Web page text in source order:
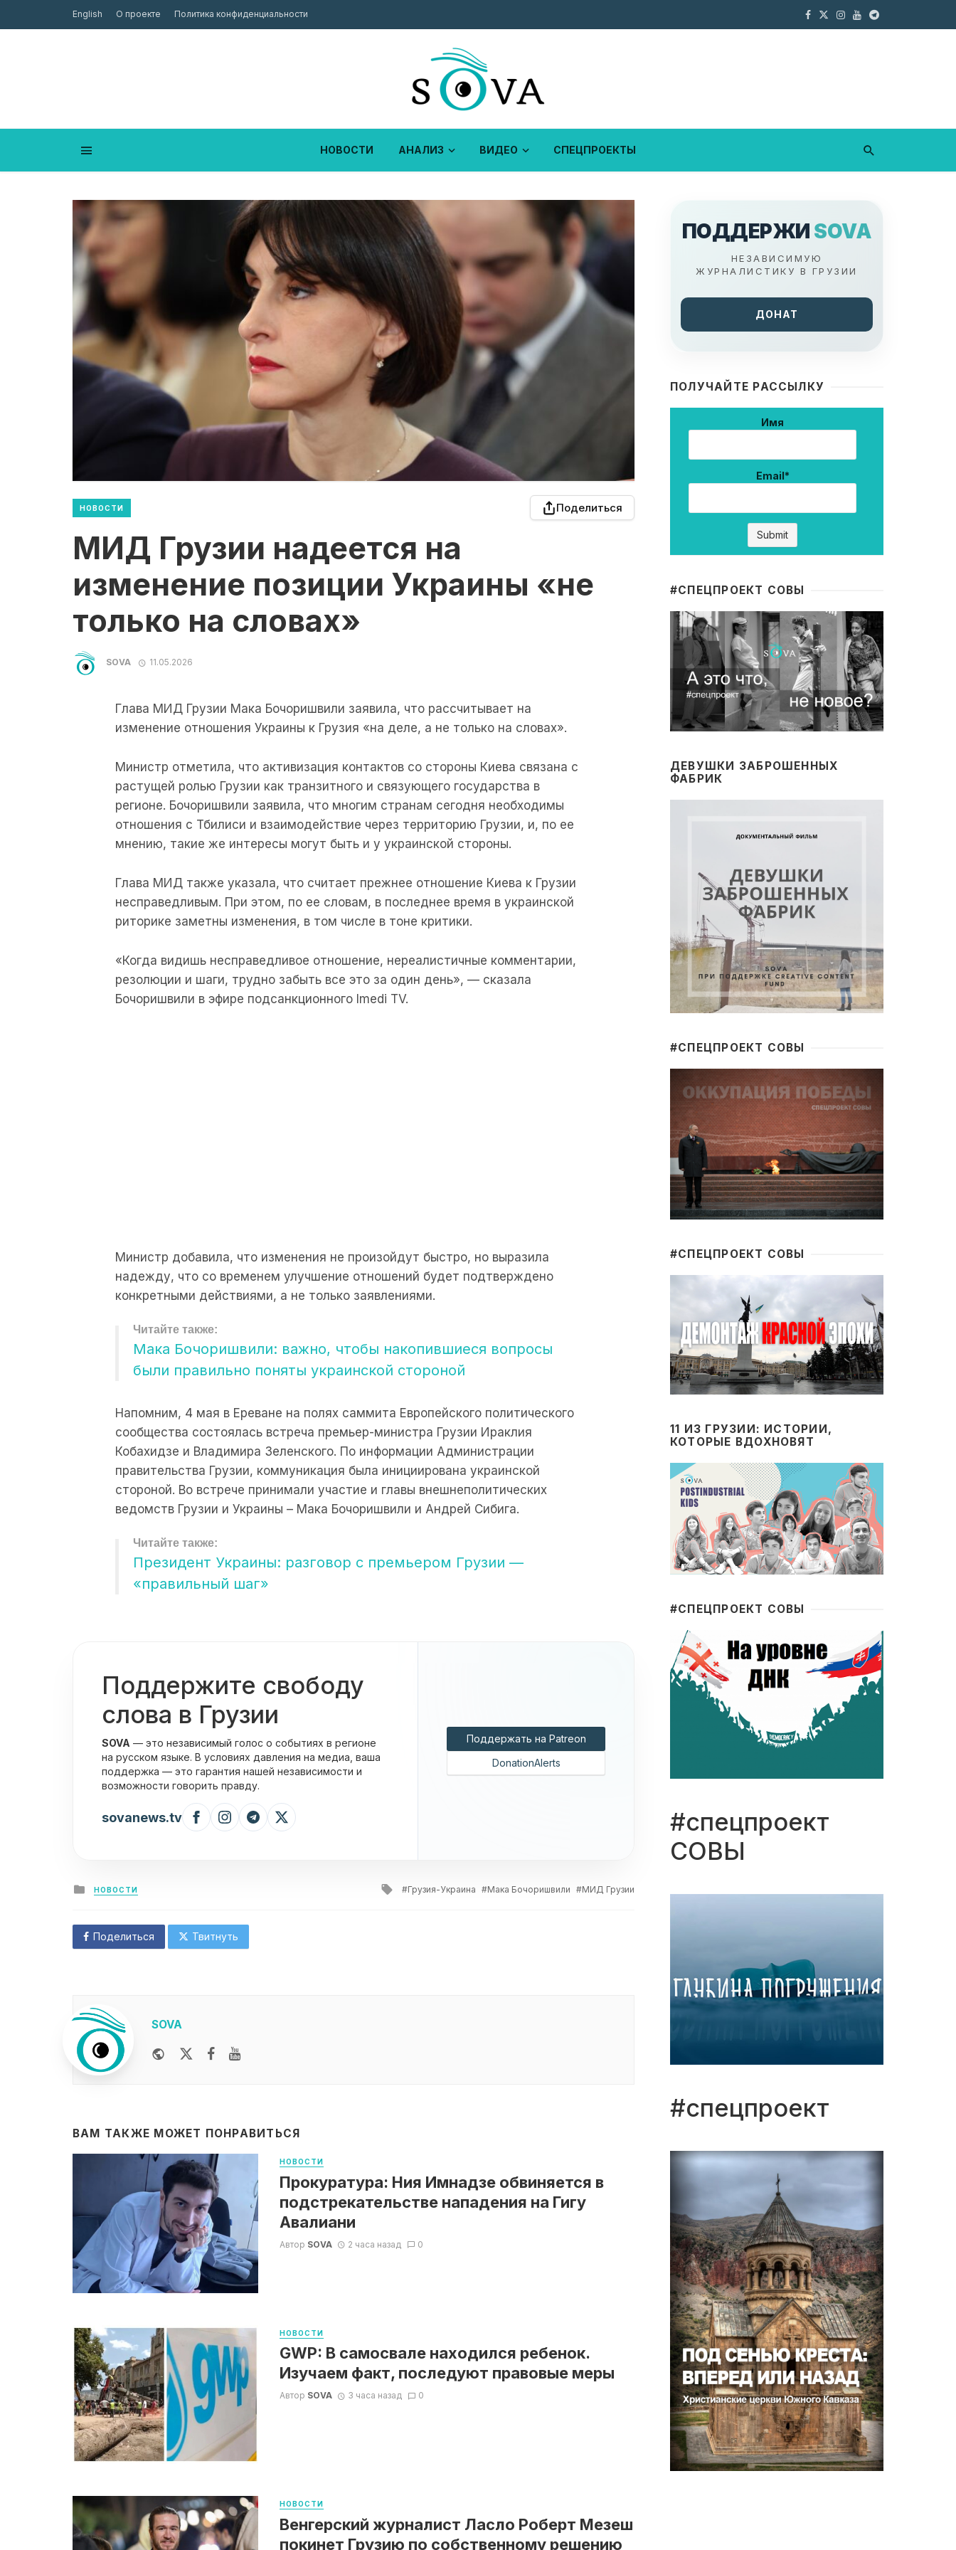
English О проекте Политика конфиденциальности
НОВОСТИ АНАЛИЗ ВИДЕО СПЕЦПРОЕКТЫ
НОВОСТИ Поделиться
МИД Грузии надеется на
изменение позиции Украины «не
только на словах»
SOVA 11.05.2026
Глава МИД Грузии Мака Бочоришвили заявила, что рассчитывает на
изменение отношения Украины к Грузия «на деле, а не только на словах».
Министр отметила, что активизация контактов со стороны Киева связана с
растущей ролью Грузии как транзитного и связующего государства в
регионе. Бочоришвили заявила, что многим странам сегодня необходимы
отношения с Тбилиси и взаимодействие через территорию Грузии, и, по ее
мнению, такие же интересы могут быть и у украинской стороны.
Глава МИД также указала, что считает прежнее отношение Киева к Грузии
несправедливым. При этом, по ее словам, в последнее время в украинской
риторике заметны изменения, в том числе в тоне критики.
«Когда видишь несправедливое отношение, нереалистичные комментарии,
резолюции и шаги, трудно забыть все это за один день», — сказала
Бочоришвили в эфире подсанкционного Imedi TV.
Министр добавила, что изменения не произойдут быстро, но выразила
надежду, что со временем улучшение отношений будет подтверждено
конкретными действиями, а не только заявлениями.
Мака Бочоришвили: важно, чтобы накопившиеся вопросы
были правильно поняты украинской стороной
Напомним, 4 мая в Ереване на полях саммита Европейского политического
сообщества состоялась встреча премьер-министра Грузии Ираклия
Кобахидзе и Владимира Зеленского. По информации Администрации
правительства Грузии, коммуникация была инициирована украинской
стороной. Во встрече принимали участие и главы внешнеполитических
ведомств Грузии и Украины – Мака Бочоришвили и Андрей Сибига.
Президент Украины: разговор с премьером Грузии —
«правильный шаг»
Поддержите свободу
слова в Грузии
SOVA — это независимый голос о событиях в регионе
на русском языке. В условиях давления на медиа, ваша
поддержка — это гарантия нашей независимости и
возможности говорить правду.
sovanews.tv
Поддержать на Patreon
DonationAlerts
Posted
in
НОВОСТИ
Tagged
with
Грузия-Украина Мака Бочоришвили МИД Грузии
Поделиться Твитнуть
SOVA
WebsiteTwitterFacebook
ВАМ ТАКЖЕ МОЖЕТ ПОНРАВИТЬСЯ
НОВОСТИ
Прокуратура: Ния Имнадзе обвиняется в
подстрекательстве нападения на Гигу
Авалиани
Автор SOVA 2 часа назад 0
НОВОСТИ
GWP: В самосвале находился ребенок.
Изучаем факт, последуют правовые меры
Автор SOVA 3 часа назад 0
НОВОСТИ
Венгерский журналист Ласло Роберт Мезеш
покинет Грузию по собственному решению
ПОДДЕРЖИ SOVA
НЕЗАВИСИМУЮ
ЖУРНАЛИСТИКУ В ГРУЗИИ
ДОНАТ
ПОЛУЧАЙТЕ РАССЫЛКУ
Имя
Email*
#CПЕЦПРОЕКТ СОВЫ
ДЕВУШКИ ЗАБРОШЕННЫХ
ФАБРИК
#CПЕЦПРОЕКТ СОВЫ
#CПЕЦПРОЕКТ СОВЫ
11 ИЗ ГРУЗИИ: ИСТОРИИ,
КОТОРЫЕ ВДОХНОВЯТ
#CПЕЦПРОЕКТ СОВЫ
#спецпроект
СОВЫ
#спецпроект